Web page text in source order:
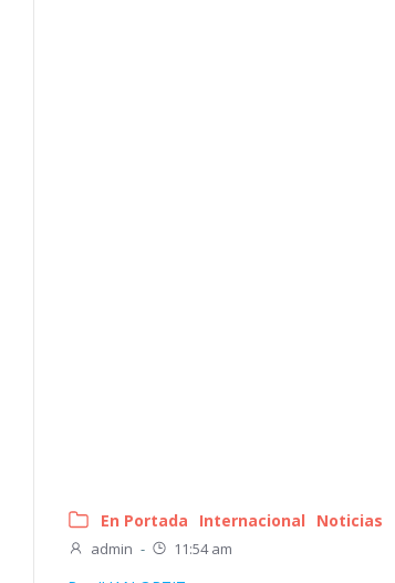
En Portada Internacional Noticias
admin - 11:54 am